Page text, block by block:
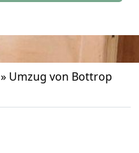
» Umzug von Bottrop